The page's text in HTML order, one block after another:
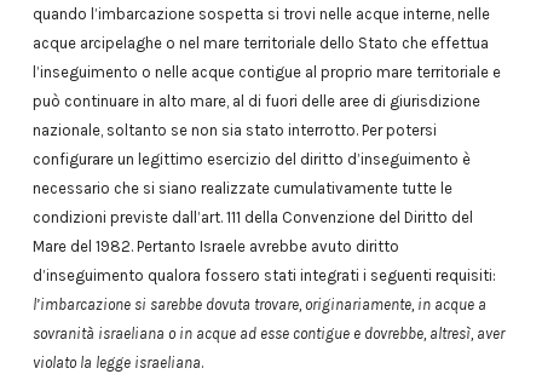
quando l’imbarcazione sospetta si trovi nelle acque interne, nelle
acque arcipelaghe o nel mare territoriale dello Stato che effettua
l’inseguimento o nelle acque contigue al proprio mare territoriale e
può continuare in alto mare, al di fuori delle aree di giurisdizione
nazionale, soltanto se non sia stato interrotto. Per potersi
configurare un legittimo esercizio del diritto d’inseguimento è
necessario che si siano realizzate cumulativamente tutte le
condizioni previste dall’art. 111 della Convenzione del Diritto del
Mare del 1982. Pertanto Israele avrebbe avuto diritto
d’inseguimento qualora fossero stati integrati i seguenti requisiti:
l’imbarcazione si sarebbe dovuta trovare, originariamente, in acque a
sovranità israeliana o in acque ad esse contigue e dovrebbe, altresì, aver
violato la legge israeliana.